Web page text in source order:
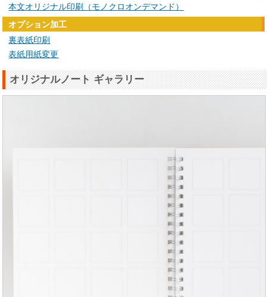
本文オリジナル印刷（モノクロオンデマンド）
オプション加工
裏表紙印刷
表紙用紙変更
オリジナルノート ギャラリー